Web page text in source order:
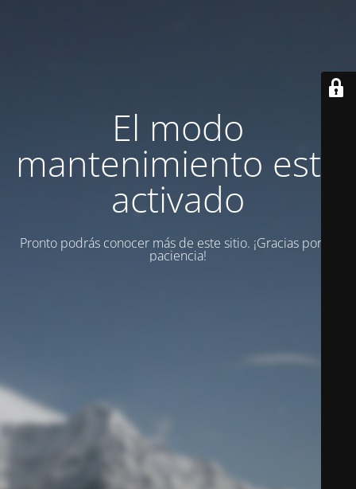
El modo
mantenimiento está
activado
Pronto podrás conocer más de este sitio. ¡Gracias por tu
paciencia!